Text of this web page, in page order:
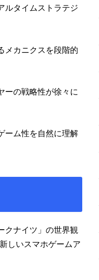
ルタイムストラテジ
メカニクスを段階的
ーの戦略性が徐々に
ーム性を自然に理解
クナイツ」の世界観
しいスマホゲームア